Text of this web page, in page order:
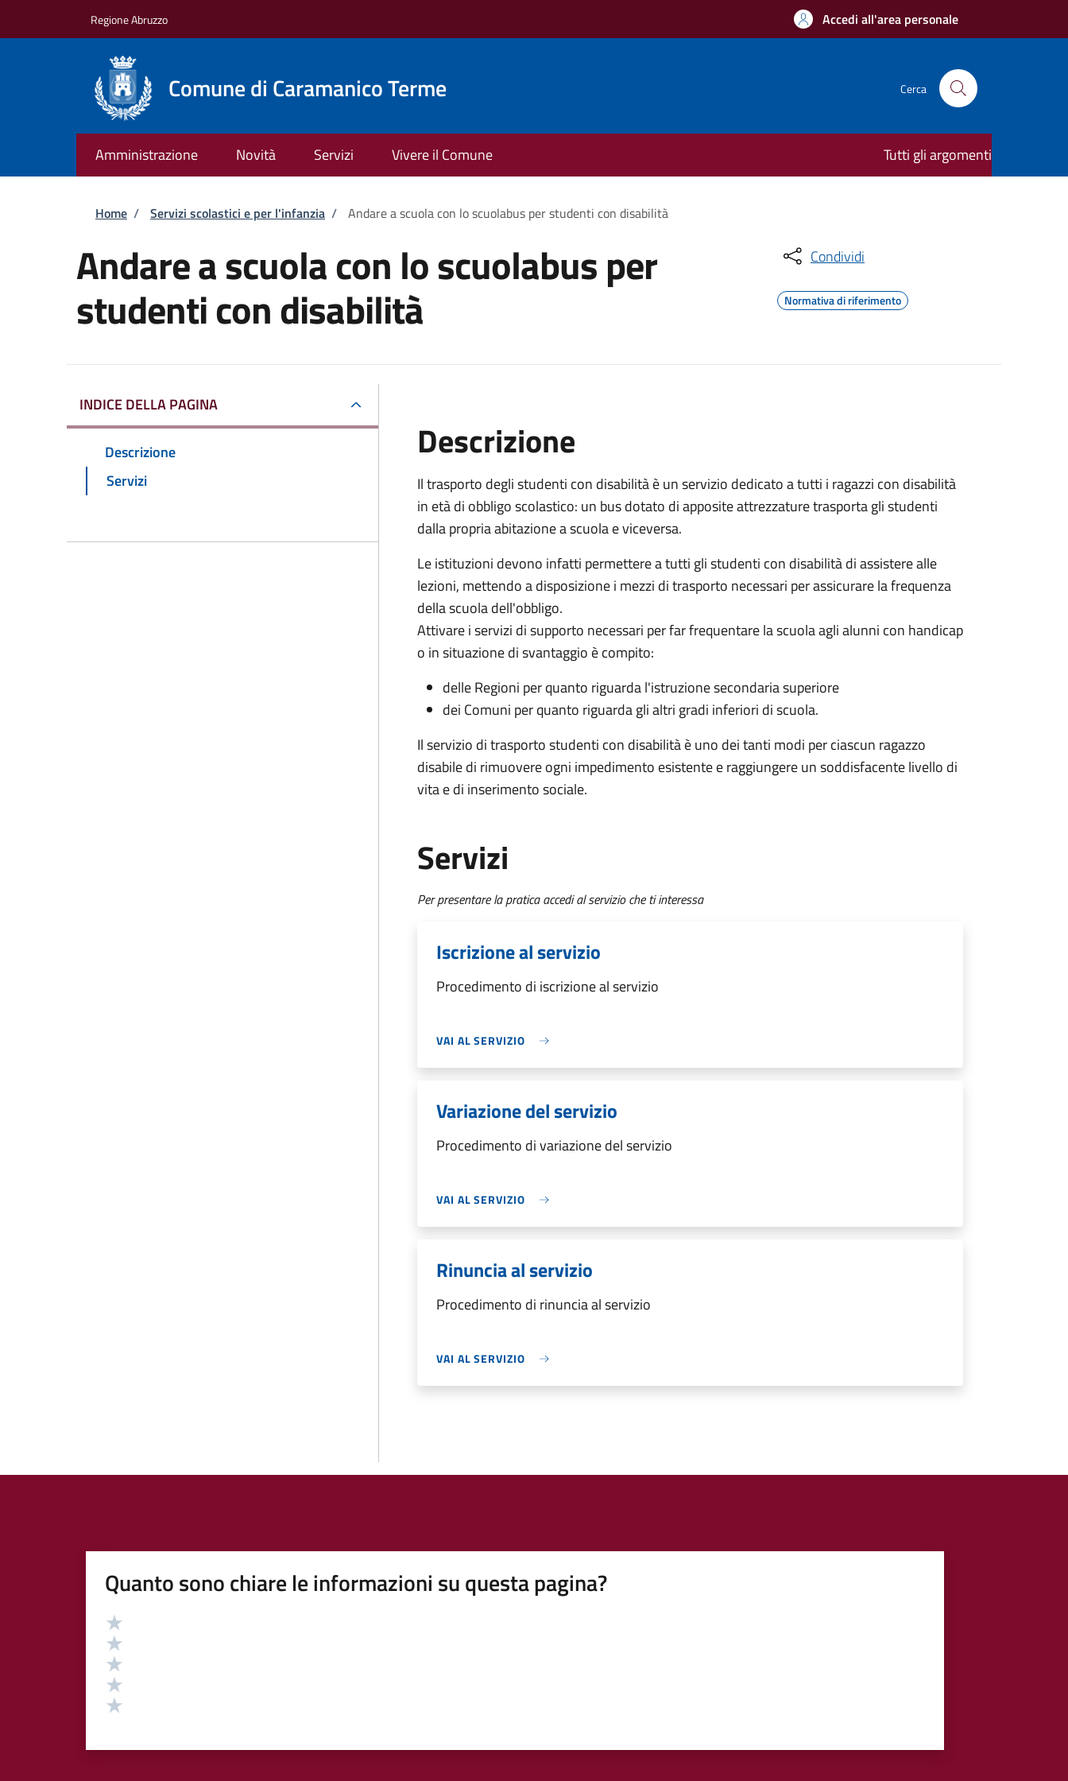
Regione Abruzzo Accedi all'area personale
Comune di Caramanico Terme Cerca
Amministrazione Novità Servizi Vivere il Comune Tutti gli argomenti
Briciole di pane
Home / Servizi scolastici e per l'infanzia / Andare a scuola con lo scuolabus per studenti con disabilità
Andare a scuola con lo scuolabus per
studenti con disabilità
Condividi
Normativa di riferimento
INDICE DELLA PAGINA
Descrizione
Servizi
Descrizione
Il trasporto degli studenti con disabilità è un servizio dedicato a tutti i ragazzi con disabilità
in età di obbligo scolastico: un bus dotato di apposite attrezzature trasporta gli studenti
dalla propria abitazione a scuola e viceversa.
Le istituzioni devono infatti permettere a tutti gli studenti con disabilità di assistere alle
lezioni, mettendo a disposizione i mezzi di trasporto necessari per assicurare la frequenza
della scuola dell'obbligo.
Attivare i servizi di supporto necessari per far frequentare la scuola agli alunni con handicap
o in situazione di svantaggio è compito:
delle Regioni per quanto riguarda l'istruzione secondaria superiore
dei Comuni per quanto riguarda gli altri gradi inferiori di scuola.
Il servizio di trasporto studenti con disabilità è uno dei tanti modi per ciascun ragazzo
disabile di rimuovere ogni impedimento esistente e raggiungere un soddisfacente livello di
vita e di inserimento sociale.
Servizi
Per presentare la pratica accedi al servizio che ti interessa
Iscrizione al servizio
Procedimento di iscrizione al servizio
VAI AL SERVIZIO
Variazione del servizio
Procedimento di variazione del servizio
VAI AL SERVIZIO
Rinuncia al servizio
Procedimento di rinuncia al servizio
VAI AL SERVIZIO
Quanto sono chiare le informazioni su questa pagina?
Valutazione